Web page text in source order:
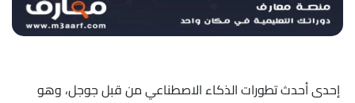
إحدى أحدث تطورات الذكاء الاصطناعي من قبل جوجل، وهو